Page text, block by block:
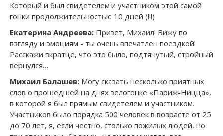
Который и был свидетелем и участником этой самой
гонки продолжительностью 10 дней (!!!)
Екатерина Андреева: Привет, Михаил! Вижу по
взгляду и эмоциям - ты очень впечатлен поездкой!
Расскажи вкратце, что это было, подтянутый, стройный
вернулся…
Михаил Балашев: Могу сказать несколько приятных
слов о прошедшей на днях велогонке «Париж-Ницца»,
в которой я был прямым свидетелем и участником.
Участников было порядка 500 человек в возрасте от 25
до 70 лет, я, если честно, столько пожилых людей, но